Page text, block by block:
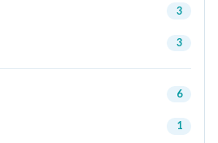
3
3
6
1